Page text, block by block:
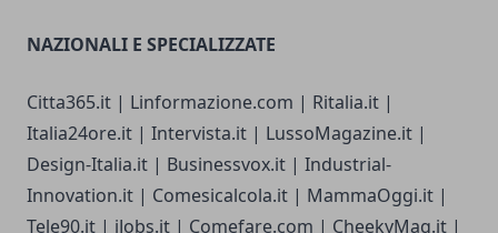
NAZIONALI E SPECIALIZZATE
Citta365.it | Linformazione.com | Ritalia.it |
Italia24ore.it | Intervista.it | LussoMagazine.it |
Design-Italia.it | Businessvox.it | Industrial-
Innovation.it | Comesicalcola.it | MammaOggi.it |
Tele90.it | iJobs.it | Comefare.com | CheekyMag.it |